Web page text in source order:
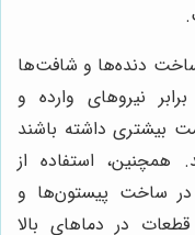
ساخت دنده‌ها و شافت‌ها
نیروهای وارده و
بیشتری داشته باشند
استفاده از
در ساخت پیستون‌ها و
در دماهای بالا